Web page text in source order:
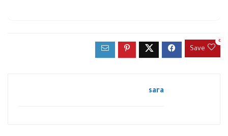
Save
0
sara